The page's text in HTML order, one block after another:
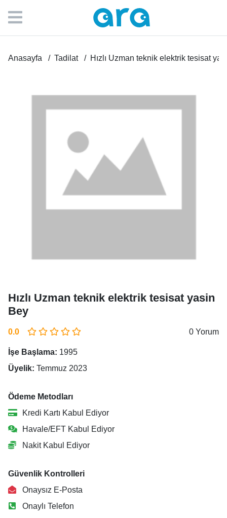
Anasayfa Tadilat Hızlı Uzman teknik elektrik tesisat
Hızlı Uzman teknik elektrik tesisat yasin
Bey
0.0 0 Yorum
İşe Başlama: 1995
Üyelik: Temmuz 2023
Ödeme Metodları
Kredi Kartı Kabul Ediyor
Havale/EFT Kabul Ediyor
Nakit Kabul Ediyor
Güvenlik Kontrolleri
Onaysız E-Posta
Onaylı Telefon